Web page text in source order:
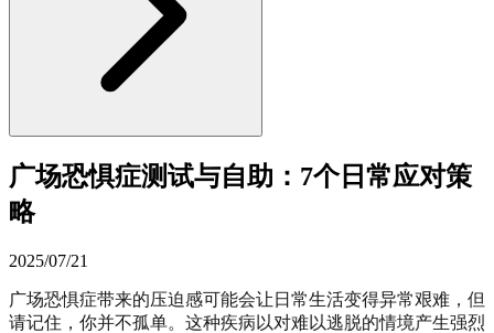
广场恐惧症测试与自助：7个日常应对策
略
2025/07/21
广场恐惧症带来的压迫感可能会让日常生活变得异常艰难，但
请记住，你并不孤单。这种疾病以对难以逃脱的情境产生强烈